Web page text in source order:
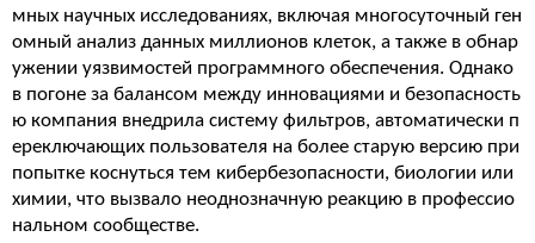
мных научных исследованиях, включая многосуточный ген
омный анализ данных миллионов клеток, а также в обнар
ужении уязвимостей программного обеспечения. Однако
в погоне за балансом между инновациями и безопасность
ю компания внедрила систему фильтров, автоматически п
ереключающих пользователя на более старую версию при
попытке коснуться тем кибербезопасности, биологии или
химии, что вызвало неоднозначную реакцию в профессио
нальном сообществе.